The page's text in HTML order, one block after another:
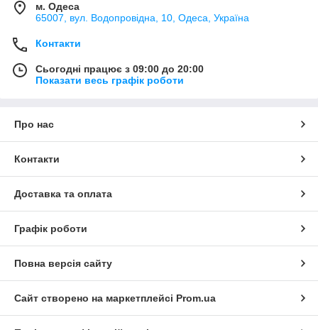
м. Одеса
65007, вул. Водопровідна, 10, Одеса, Україна
Контакти
Сьогодні працює з 09:00 до 20:00
Показати весь графік роботи
Про нас
Контакти
Доставка та оплата
Графік роботи
Повна версія сайту
Сайт створено на маркетплейсі Prom.ua